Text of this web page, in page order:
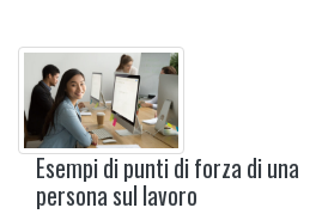
Esempi di punti di forza di una
persona sul lavoro